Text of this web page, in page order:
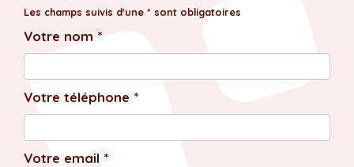
Les champs suivis d'une * sont obligatoires
Votre nom *
Votre téléphone *
Votre email *